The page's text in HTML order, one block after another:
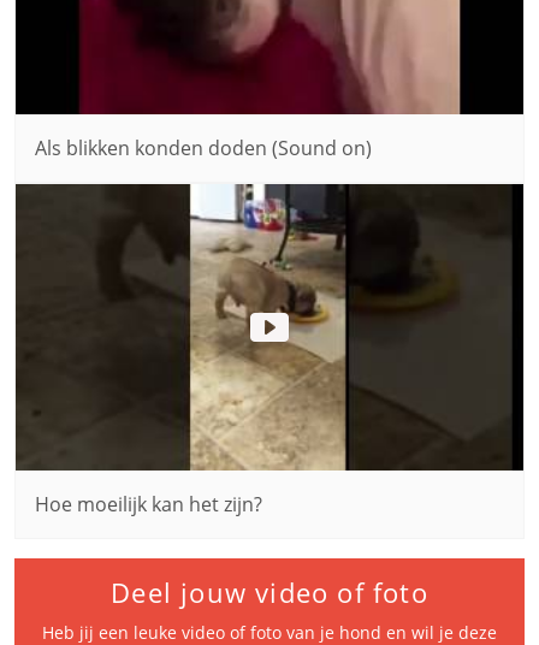
Als blikken konden doden (Sound on)
Hoe moeilijk kan het zijn?
Deel jouw video of foto
Heb jij een leuke video of foto van je hond en wil je deze